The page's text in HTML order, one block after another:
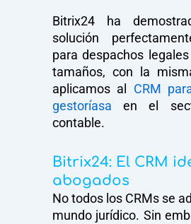
Bitrix24 ha
solución
para despachos
tamaños, con la
aplicamos al CRM
gestoríasa en el
contable.
Bitrix24: El CRM
abogados
No todos los CRMs se
mundo jurídico. Sin